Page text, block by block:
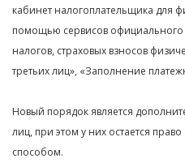
кабинет налогоплательщика для
помощью сервисов официального
налогов, страховых взносов
третьих лиц», «Заполнение
Новый порядок является
лиц, при этом у них остается
способом.